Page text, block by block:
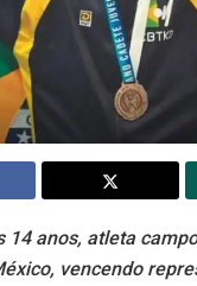
14 anos, atleta
vencendo